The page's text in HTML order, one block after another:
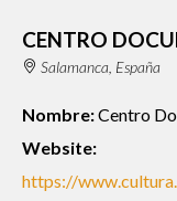
CENTRO
Salamanca, España
Nombre:Centro
Website:
https://